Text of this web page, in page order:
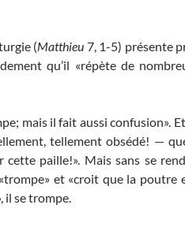
(Matthieu 7, 1-5) présente
qu’il «répète de
mais il fait aussi confusion».
tellement obsédé! —
cette paille!». Mais sans se
et «croit que la poutre
il se trompe.